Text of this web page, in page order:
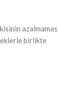
birlikte